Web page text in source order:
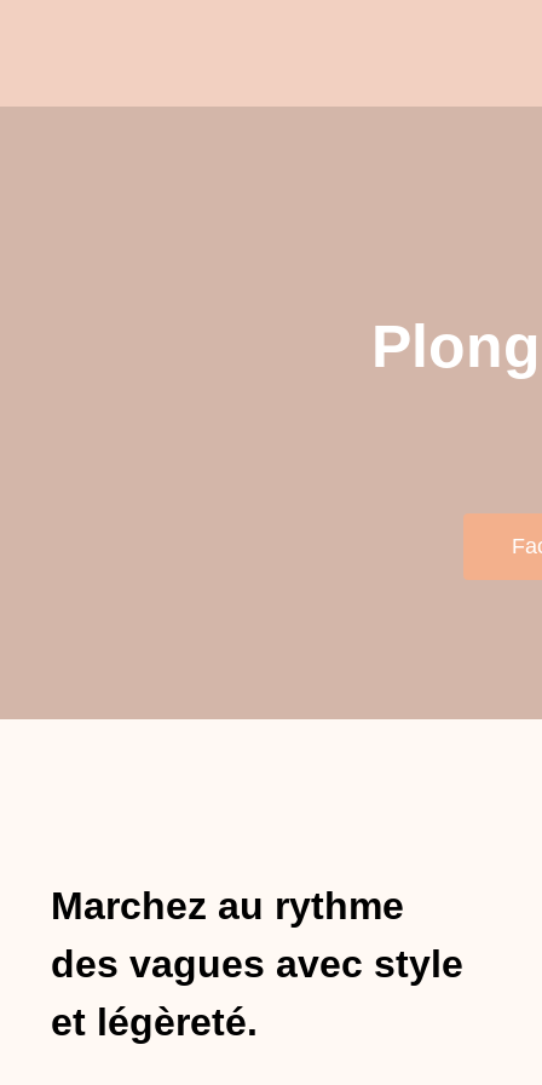
Marchez au rythme
des vagues avec style
et légèreté.